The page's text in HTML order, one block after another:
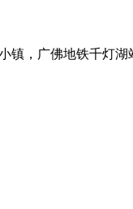
镇，广佛地铁千灯湖